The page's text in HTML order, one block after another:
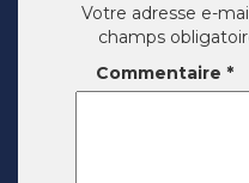
Votre adresse e-
champs
Commentaire *